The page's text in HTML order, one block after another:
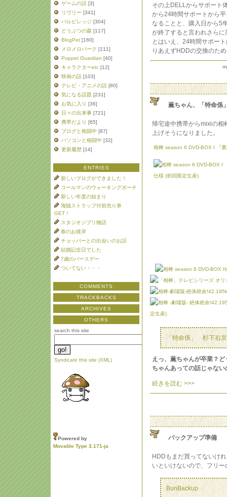
ゲームの話 [3]
リヴリー [341]
バルビレッジ [304]
どうぶつの森 [117]
BlogPet [160]
メロメロパーク [111]
Puppet Guardian [40]
キャラクターetc [12]
映画の話 [103]
テレビ・アニメの話 [80]
気になる話題 [231]
お気に入り [36]
日々の出来事 [721]
携帯だより [65]
ブログと格闘中 [87]
パソコンと格闘中 [32]
更新履歴 [14]
ENTRIES
新しいブログができました！
コールマンのウォーキングポーチ
新しい年度の始まり
海賊ストラップ付前売り券
GET！
スタジオジブリ物語
春のお彼岸
チョッパーとの出会いのお話
結婚記念日でした
7歳のバースデー
ついてない・・・
COMMENTS
TRACKBACKS
ARCHIVES
OTHERS
search this site
Syndicate this site (XML)
Powered by
Movable Type 3.171-ja
その上DELLからサポート
から24時間サポートから
なることと、購入日から5
が終了すると言われさら
とはいえ、24時間サポー
りあえずHDDの交換のた
薫ちゃん、「特命係
帰宅途中携帯からmixiの相
上げそうになりました。
相棒 season 6 DVD-BOX I 『
「特命係」 杉下右京
えっ、薫ちゃんが卒業？
ちゃんあっての話じゃない
続きを読む >>>
バックアップ準備
HDDもまだ買ってないけ
いといけないので、フリ
BunBackup